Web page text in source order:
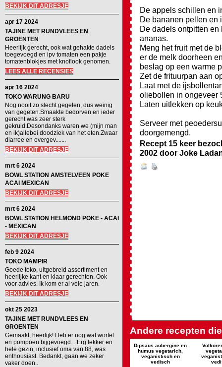
BEKIJK DIT ADRESJE
apr 17 2024
TAJINE MET RUNDVLEES EN
GROENTEN
Heerlijk gerecht, ook wat gehakte dadels
toegevoegd en ipv tomaten een pakje
tomatenblokjes met knoflook genomen.
LEES ALLE RECENSIES
apr 16 2024
TOKO WARUNG BARU
Nog nooit zo slecht gegeten, dus weinig
van gegeten.Smaakte bedorven en ieder
gerecht was zeer sterk
gekruid.Desondanks waren we (mijn man
en ik)allebei doodziek van het eten.Zwaar
diarree en overgev.......
BEKIJK DIT ADRESJE
mrt 6 2024
BOWL STATION AMSTELVEEN POKE
ACAI MEXICAN
BEKIJK DIT ADRESJE
mrt 6 2024
BOWL STATION HELMOND POKE - ACAI
- MEXICAN
BEKIJK DIT ADRESJE
feb 9 2024
TOKO MAMPIR
Goede toko, uitgebreid assortiment en
heerlijke kant en klaar gerechten. Ook
voor advies. Ik kom er al vele jaren.
BEKIJK DIT ADRESJE
okt 25 2023
TAJINE MET RUNDVLEES EN
GROENTEN
Gemaakt, heerlijk! Heb er nog wat wortel
en pompoen bijgevoegd... Erg lekker en
hele gezin, inclusief oma van 88, was
enthousiast. Bedankt, gaan we zeker
vaker doen..
De appels schillen en
De bananen pellen en
De dadels ontpitten
ananas.
Meng het fruit met de
er de melk doorheen
beslag op een warme
Zet de frituurpan aan
Laat met de
oliebollen in ongeveer
Laten uitlekken op
Serveer met
doorgemengd.
Recept 15 keer
2002 door Joke
Andere recepten
Dipsaus aubergine en
humus vegetarich,
veganistisch en
vedisch